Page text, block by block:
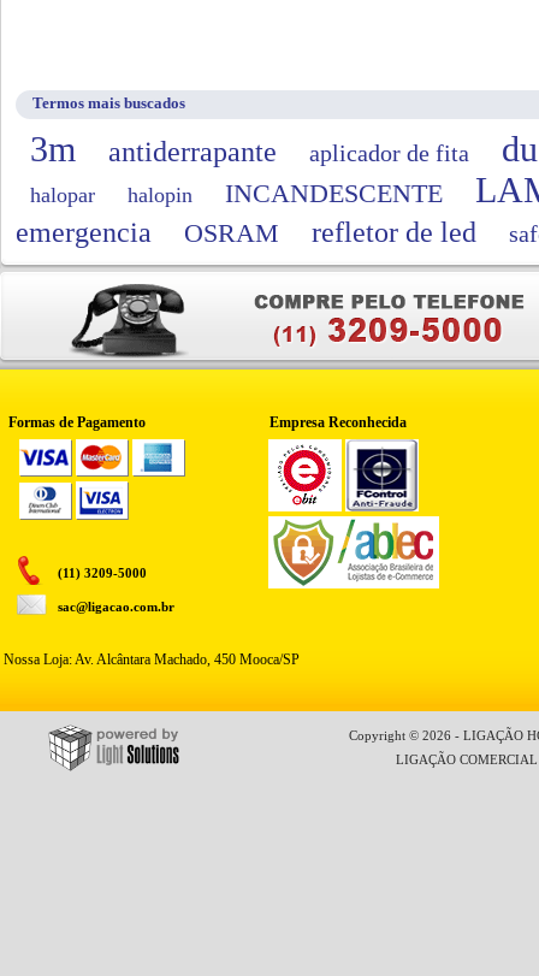
Termos mais buscados
3m antiderrapante aplicador de fita
halopar halopin INCANDESCENTE
emergencia OSRAM refletor de led
Formas de Pagamento Empresa Reconhecida
(11) 3209-5000
sac@ligacao.com.br
Nossa Loja: Av. Alcântara Machado, 450 Mooca/SP
Copyright © 2026 - LIGAÇÃO
LIGAÇÃO